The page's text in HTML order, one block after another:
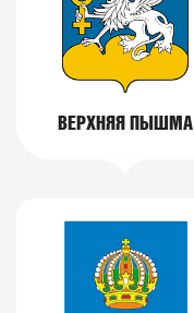
ВЕРХНЯЯ ПЫШМА